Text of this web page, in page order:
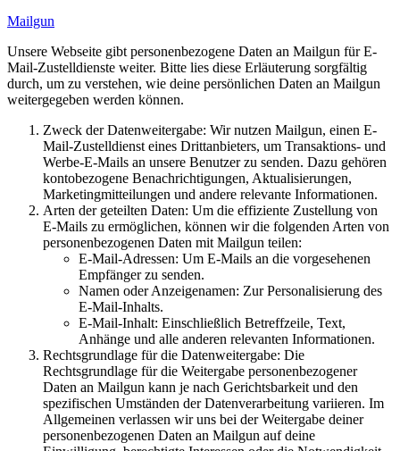
Mailgun
Unsere Webseite gibt personenbezogene Daten an Mailgun für E-
Mail-Zustelldienste weiter. Bitte lies diese Erläuterung sorgfältig
durch, um zu verstehen, wie deine persönlichen Daten an Mailgun
weitergegeben werden können.
Zweck der Datenweitergabe: Wir nutzen Mailgun, einen E-
Mail-Zustelldienst eines Drittanbieters, um Transaktions- und
Werbe-E-Mails an unsere Benutzer zu senden. Dazu gehören
kontobezogene Benachrichtigungen, Aktualisierungen,
Marketingmitteilungen und andere relevante Informationen.
Arten der geteilten Daten: Um die effiziente Zustellung von
E-Mails zu ermöglichen, können wir die folgenden Arten von
personenbezogenen Daten mit Mailgun teilen:
E-Mail-Adressen: Um E-Mails an die vorgesehenen
Empfänger zu senden.
Namen oder Anzeigenamen: Zur Personalisierung des
E-Mail-Inhalts.
E-Mail-Inhalt: Einschließlich Betreffzeile, Text,
Anhänge und alle anderen relevanten Informationen.
Rechtsgrundlage für die Datenweitergabe: Die
Rechtsgrundlage für die Weitergabe personenbezogener
Daten an Mailgun kann je nach Gerichtsbarkeit und den
spezifischen Umständen der Datenverarbeitung variieren. Im
Allgemeinen verlassen wir uns bei der Weitergabe deiner
personenbezogenen Daten an Mailgun auf deine